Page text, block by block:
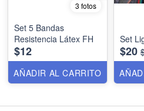
3 fotos
Set 5 Bandas
Resistencia Látex FH
$12
AÑADIR AL CARRITO
Set
$20